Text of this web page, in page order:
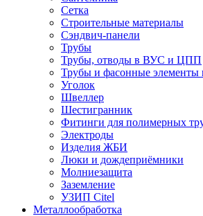
Сетка
Строительные материалы
Сэндвич-панели
Трубы
Трубы, отводы в ВУС и ЦПП
Трубы и фасонные
Уголок
Швеллер
Шестигранник
Фитинги для полимерных
Электроды
Изделия ЖБИ
Люки и дождеприёмники
Молниезащита
Заземление
УЗИП Citel
Металлообработка